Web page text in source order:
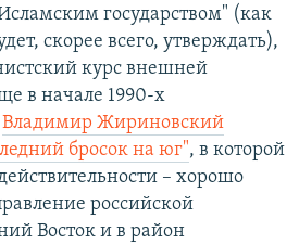
государством" (как
скорее всего, утверждать),
курс внешней
в начале 1990-х
Владимир Жириновский
бросок на юг", в которой
– хорошо
российской
Восток и в район